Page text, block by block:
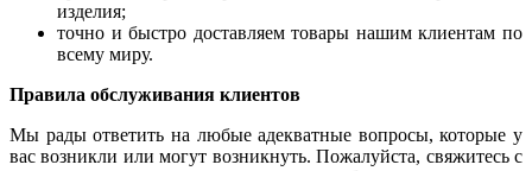
изделия;
точно и быстро доставляем товары нашим клиентам по
всему миру.
Правила обслуживания клиентов
Мы рады ответить на любые адекватные вопросы, которые у
вас возникли или могут возникнуть. Пожалуйста, свяжитесь с